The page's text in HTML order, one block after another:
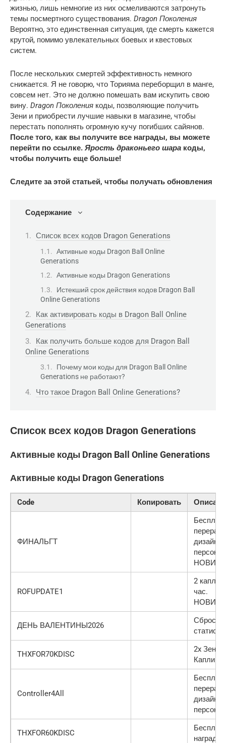
жизнью, лишь немногие из них осмеливаются затронуть
темы посмертного существования. Dragon Поколения
Вероятно, это единственная ситуация, где смерть кажется
крутой, помимо увлекательных боевых и квестовых
систем.
После нескольких смертей эффективность немного
снижается. Я не говорю, что Торияма переборщил в манге,
совсем нет. Это не должно помешать вам искупить свою
вину. Dragon Поколения коды, позволяющие получить
Зени и приобрести лучшие навыки в магазине, чтобы
перестать пополнять огромную кучу погибших сайянов.
После того, как вы получите все награды, вы можете
перейти по ссылке. Ярость драконьего шара коды,
чтобы получить еще больше!
Следите за этой статьей, чтобы получать обновления
Содержание
Список всех кодов Dragon Generations
Активные коды Dragon Ball Online
Generations
Активные коды Dragon Generations
Истекший срок действия кодов Dragon Ball
Online Generations
Как активировать коды в Dragon Ball Online
Generations
Как получить больше кодов для Dragon Ball
Online Generations
Почему мои коды для Dragon Ball Online
Generations не работают?
Что такое Dragon Ball Online Generations?
Список всех кодов Dragon Generations
Активные коды Dragon Ball Online Generations
Активные коды Dragon Generations
Code Копировать
ФИНАЛЬГТ
дизайна
ROFUPDATE1
2 капли
час.
ДЕНЬ ВАЛЕНТИНЫ2026
Сброс
THXFOR70KDISC
2x Зени
Капли
Controller4All
дизайна
THXFOR60KDISC
награды